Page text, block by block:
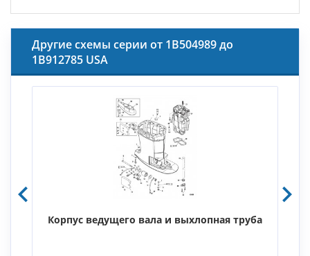
Другие схемы серии от 1B504989 до
1B912785 USA
Корпус ведущего вала и выхлопная труба